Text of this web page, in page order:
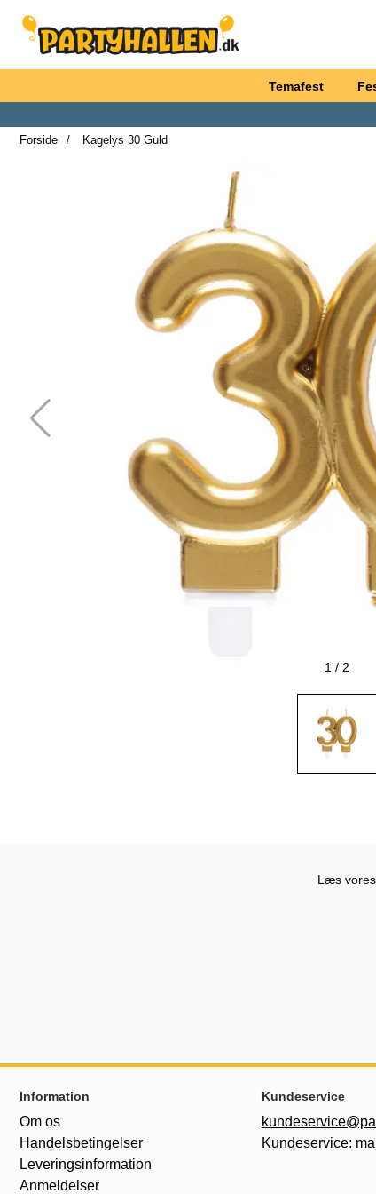
Startside for Partyhallen AB
Temafest
Forside
Kagelys 30 Guld
1 / 2
Læs
Sidefodsinhold Blandet info og links
Information
Om os
Handelsbetingelser
Leveringsinformation
Anmeldelser
Kundeservice
Kundeservice: